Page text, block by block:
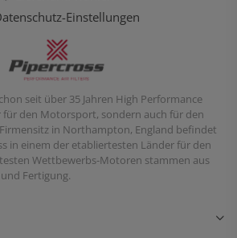
Einstellungen
seit über 35 Jahren High Performance
den Motorsport, sondern auch für den
in Northampton, England befindet
in einem der etabliertesten Länder für den
Wettbewerbs-Motoren stammen aus
Fertigung.